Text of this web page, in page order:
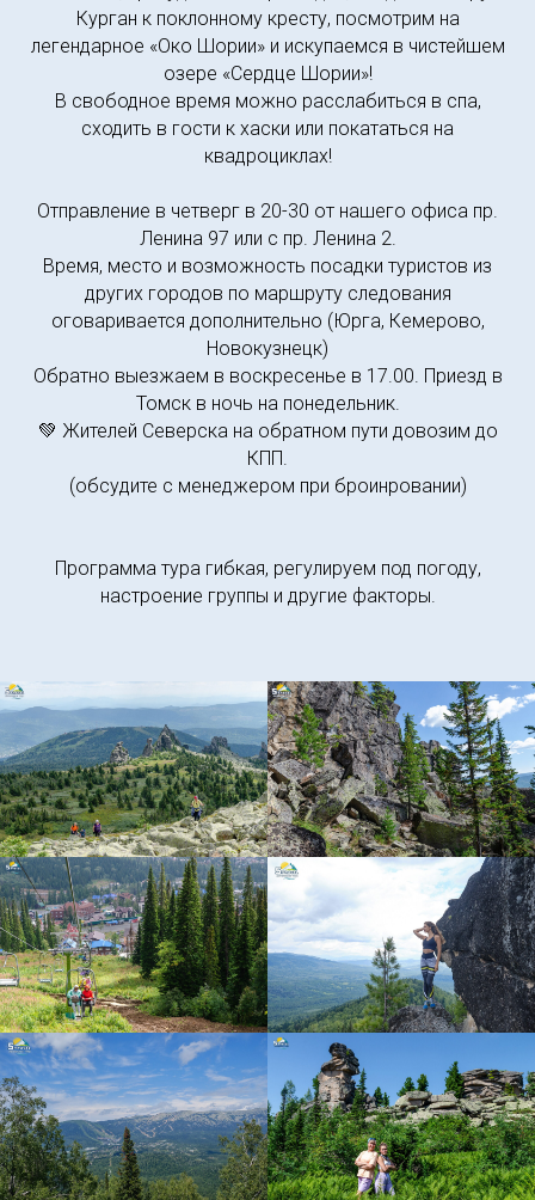
Курган к поклонному кресту, посмотрим на
легендарное «Око Шории» и искупаемся в чистейшем
озере «Сердце Шории»!
В свободное время можно расслабиться в спа,
сходить в гости к хаски или покататься на
квадроциклах!
Отправление в четверг в 20-30 от нашего офиса пр.
Ленина 97 или с пр. Ленина 2.
Время, место и возможность посадки туристов из
других городов по маршруту следования
оговаривается дополнительно (Юрга, Кемерово,
Новокузнецк)
Обратно выезжаем в воскресенье в 17.00. Приезд в
Томск в ночь на понедельник.
💚 Жителей Северска на обратном пути довозим до
КПП.
(обсудите с менеджером при броинровании)
Программа тура гибкая, регулируем под погоду,
настроение группы и другие факторы.